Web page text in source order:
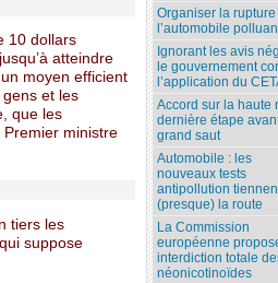
10 dollars
atteindre
moyen efficient
gens et les
que les
ministre
tiers les
suppose
Organiser la
l’automobile
Ignorant les avis
le gouvernement
l’application du
Accord sur la haute
dernière étape
grand saut
Automobile : les
nouveaux tests
antipollution
(presque) la route
La Commission
européenne
interdiction totale
néonicotinoïdes